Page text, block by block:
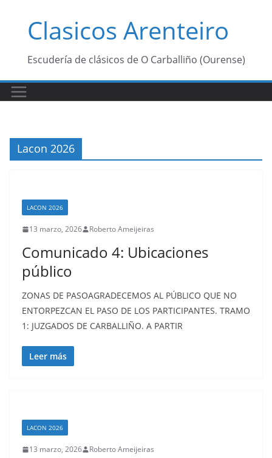
contenidoClasicos Arenteiro
Escudería de clásicos de O Carballiño (Ourense)
Lacon 2026
LACON 2026
13 marzo, 2026 Roberto Ameijeiras
Comunicado 4: Ubicaciones
público
ZONAS DE PASOAGRADECEMOS AL PÚBLICO QUE NO
ENTORPEZCAN EL PASO DE LOS PARTICIPANTES. TRAMO
1: JUZGADOS DE CARBALLIÑO. A PARTIR
Leer más
LACON 2026
13 marzo, 2026 Roberto Ameijeiras